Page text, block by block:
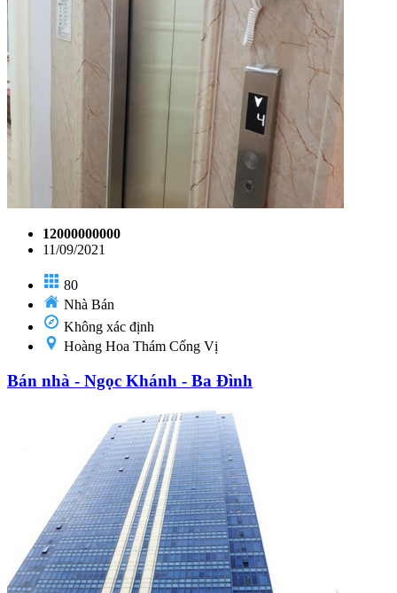
12000000000
11/09/2021
80
Nhà Bán
Không xác định
Hoàng Hoa Thám Cống Vị
Bán nhà - Ngọc Khánh - Ba Đình